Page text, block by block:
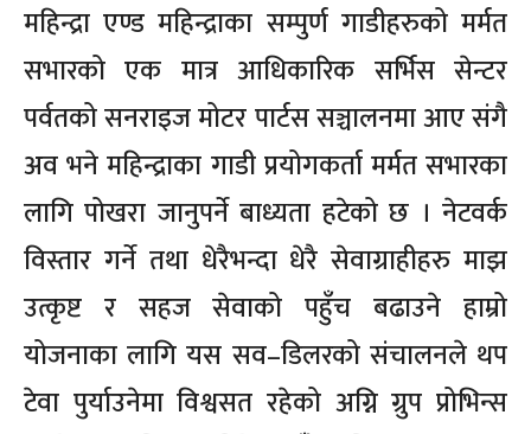
महिन्द्रा एण्ड महिन्द्राका सम्पुर्ण गाडीहरुको मर्मत
सभारको एक मात्र आधिकारिक सर्भिस सेन्टर
पर्वतको सनराइज मोटर पार्टस सञ्चालनमा आए संगै
अव भने महिन्द्राका गाडी प्रयोगकर्ता मर्मत सभारका
लागि पोखरा जानुपर्ने बाध्यता हटेको छ । नेटवर्क
विस्तार गर्ने तथा धेरैभन्दा धेरै सेवाग्राहीहरु माझ
उत्कृष्ट र सहज सेवाको पहुँच बढाउने हाम्रो
योजनाका लागि यस सव–डिलरको संचालनले थप
टेवा पुर्याउनेमा विश्वसत रहेको अग्नि ग्रुप प्रोभिन्स